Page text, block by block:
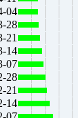
04
28
21
14
07
28
21
14